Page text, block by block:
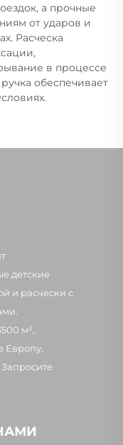
а прочные
от ударов и
Расческа
в процессе
обеспечивает
детские
и расчески с
м²,
Европу,